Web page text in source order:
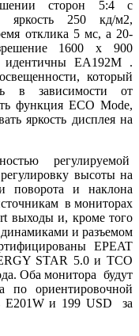
сторон 5:4 с
яркость 250 кд/м2,
отклика 5 мс, а 20-
1600 x 900
идентичны EA192M .
который
в зависимости от
функция ECO Mode,
яркость дисплея на
регулируемой
высоты на
и наклона
в мониторах
выходы и, кроме того
и разъемом
EPEAT
STAR 5.0 и TCO
Оба монитора будут
по ориентировочной
E201W и 199 USD за